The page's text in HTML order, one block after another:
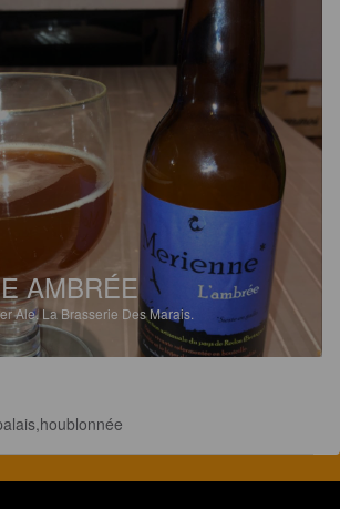
AMBRÉE
Ale.La Brasserie Des Marais.